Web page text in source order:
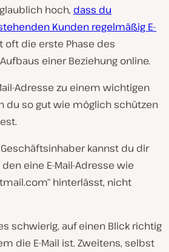
o
a
b
s
p
e
n
hoch, dass du
Kunden regelmäßig E-
oft die erste Phase des
einer Beziehung online.
Adresse zu einem wichtigen
du so gut wie möglich schützen
kannst du dir
eine E-Mail-Adresse wie
“ hinterlässt, nicht
schwierig, auf einen Blick richtig
die E-Mail ist. Zweitens, selbst